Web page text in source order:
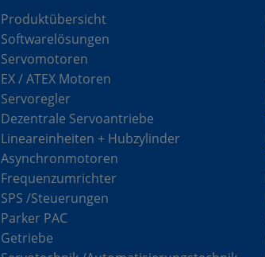
Produktübersicht
Softwarelösungen
Servomotoren
EX / ATEX Motoren
Servoregler
Dezentrale Servoantriebe
Lineareinheiten + Hubzylinder
Asynchronmotoren
Frequenzumrichter
SPS /Steuerungen
Parker PAC
Getriebe